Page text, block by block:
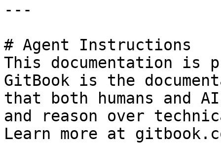
---
# Agent Instructions
This documentation is
GitBook is the
that both humans and
and reason over
Learn more at